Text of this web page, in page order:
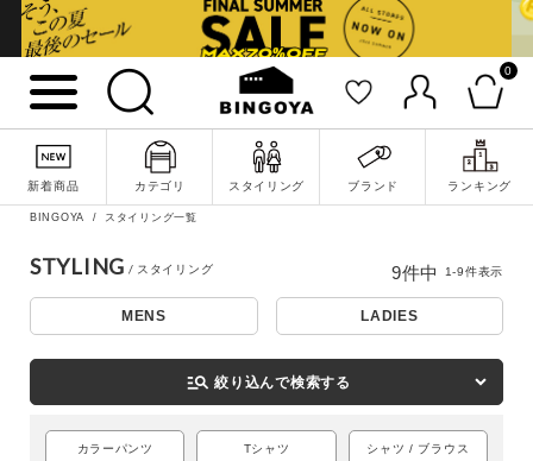
0
新着商品 カテゴリ スタイリング ブランド ランキング
BINGOYA スタイリング一覧
STYLING
MENS LADIES
manage_search 絞り込んで検索する
カラーパンツ Tシャツ シャツ / ブラウス
9件中 1-9件表示